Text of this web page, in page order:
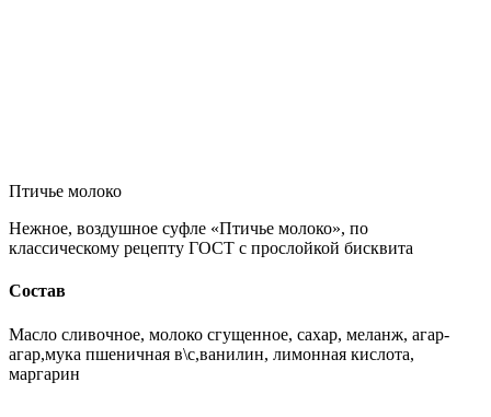
Птичье молоко
Нежное, воздушное суфле «Птичье молоко», по
классическому рецепту ГОСТ с прослойкой бисквита
Состав
Масло сливочное, молоко сгущенное, сахар, меланж, агар-
агар,мука пшеничная в\с,ванилин, лимонная кислота,
маргарин